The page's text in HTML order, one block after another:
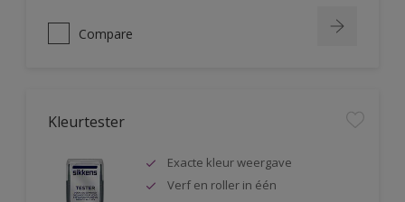
Compare
Kleurtester
Exacte kleur weergave
Verf en roller in één